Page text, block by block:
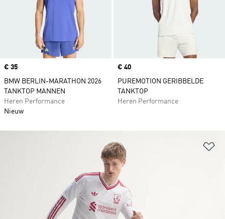
Price
€ 35
BMW BERLIN-MARATHON 2026
TANKTOP MANNEN
Heren Performance
Nieuw
Price
€ 40
PUREMOTION GERIBBELDE
TANKTOP
Heren Performance